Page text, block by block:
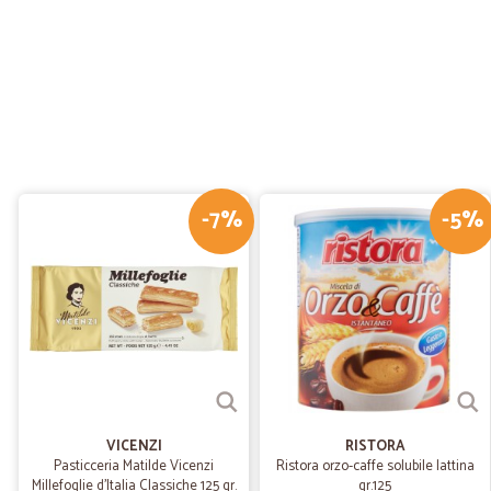
-7%
VICENZI
Pasticceria Matilde Vicenzi
Millefoglie d'Italia Classiche 125 gr.
-5%
RISTORA
Ristora orzo-caffe solubile lattina
gr.125